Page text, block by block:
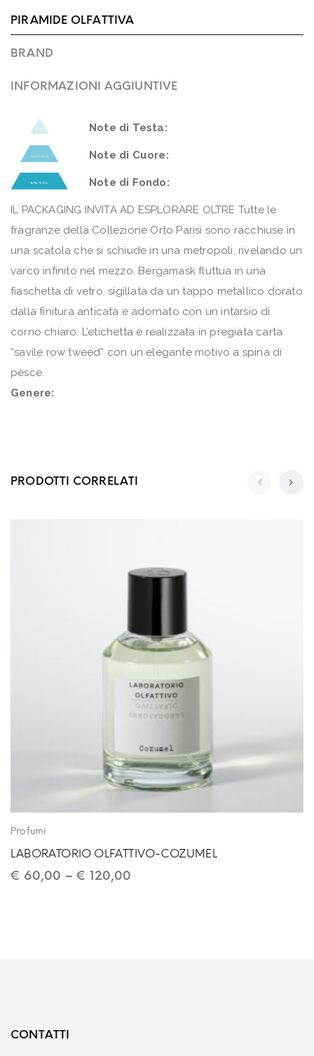
PIRAMIDE OLFATTIVA
BRAND
INFORMAZIONI AGGIUNTIVE
Note di Testa:
Note di Cuore:
Note di Fondo:
IL PACKAGING INVITA AD ESPLORARE OLTRE Tutte le
fragranze della Collezione Orto Parisi sono racchiuse in
una scatola che si schiude in una metropoli, rivelando un
varco infinito nel mezzo. Bergamask fluttua in una
fiaschetta di vetro, sigillata da un tappo metallico dorato
dalla finitura anticata e adornato con un intarsio di
corno chiaro. L’etichetta è realizzata in pregiata carta
“savile row tweed” con un elegante motivo a spina di
pesce.
Genere:
PRODOTTI CORRELATI
Profumi
LABORATORIO OLFATTIVO-COZUMEL
€ 60,00 –€ 120,00
CONTATTI